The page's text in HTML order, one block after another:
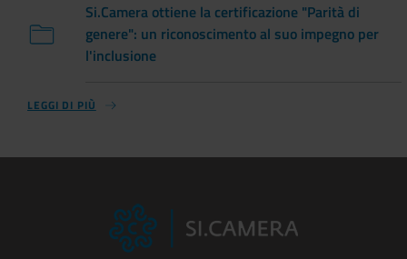
Si.Camera ottiene la certificazione "Parità di
genere": un riconoscimento al suo impegno per
l'inclusione
LEGGI DI PIÙ